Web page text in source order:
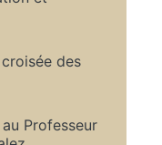
des
Professeur